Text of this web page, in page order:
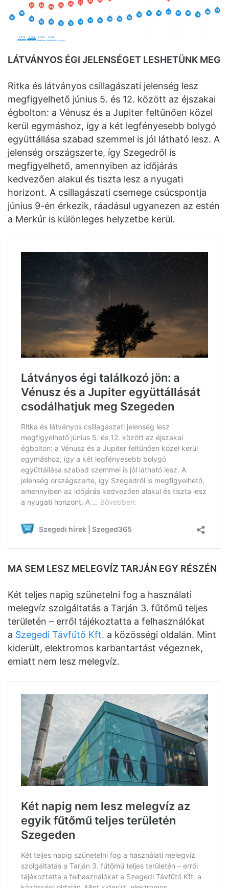
LÁTVÁNYOS ÉGI JELENSÉGET LESHETÜNK MEG
Ritka és látványos csillagászati jelenség lesz
megfigyelhető június 5. és 12. között az éjszakai
égbolton: a Vénusz és a Jupiter feltűnően közel
kerül egymáshoz, így a két legfényesebb bolygó
együttállása szabad szemmel is jól látható lesz. A
jelenség országszerte, így Szegedről is
megfigyelhető, amennyiben az időjárás
kedvezően alakul és tiszta lesz a nyugati
horizont. A csillagászati csemege csúcspontja
június 9-én érkezik, ráadásul ugyanezen az estén
a Merkúr is különleges helyzetbe kerül.
MA SEM LESZ MELEGVÍZ TARJÁN EGY RÉSZÉN
Két teljes napig szünetelni fog a használati
melegvíz szolgáltatás a Tarján 3. fűtőmű teljes
területén – erről tájékoztatta a felhasználókat
a Szegedi Távfűtő Kft. a közösségi oldalán. Mint
kiderült, elektromos karbantartást végeznek,
emiatt nem lesz melegvíz.